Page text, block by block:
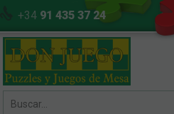
+34 91 435 37 24